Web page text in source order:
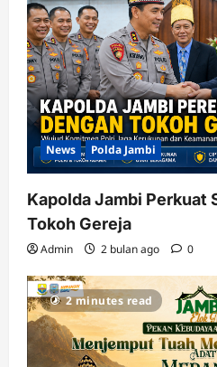
News Polda Jambi
Kapolda Jambi Perkuat
Tokoh Gereja
Admin 2 bulan ago 0
2 minutes read